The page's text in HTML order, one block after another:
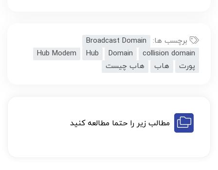
برچسب ها:
Broadcast Domain
collision domain
Domain
Hub
Hub Modem
پورت
هاب هاب چیست
مطالب زیر را حتما مطالعه کنید